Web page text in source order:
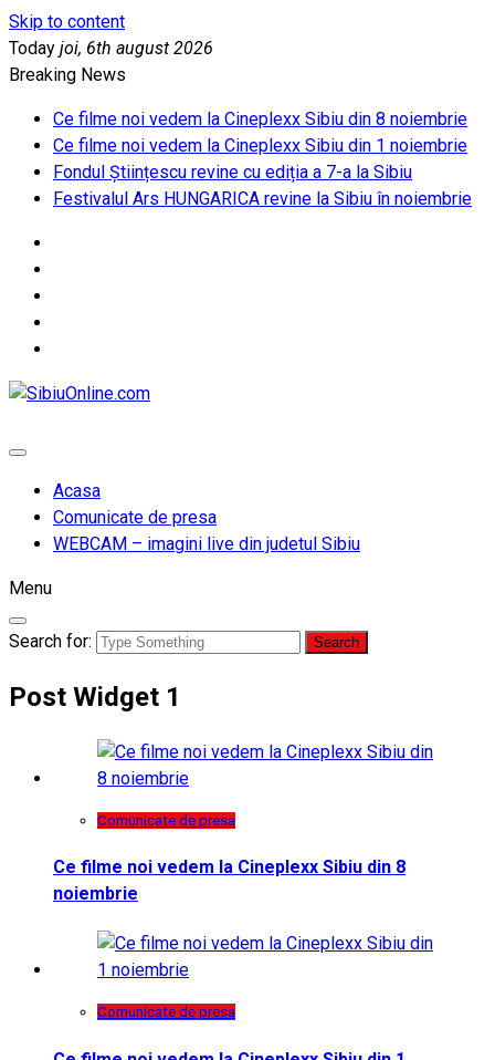
Skip to content
Today joi, 6th august 2026
Breaking News
Ce filme noi vedem la Cineplexx Sibiu din 8 noiembrie
Ce filme noi vedem la Cineplexx Sibiu din 1 noiembrie
Fondul Științescu revine cu ediția a 7-a la Sibiu
Festivalul Ars HUNGARICA revine la Sibiu în noiembrie
Acasa
Comunicate de presa
WEBCAM – imagini live din judetul Sibiu
Menu
Search for:
Post Widget 1
Comunicate de presa
Ce filme noi vedem la Cineplexx Sibiu din 8
noiembrie
Comunicate de presa